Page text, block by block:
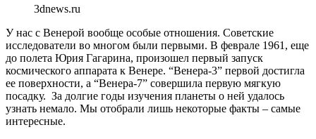
3dnews.ru
У нас с Венерой вообще особые отношения. Советские
исследователи во многом были первыми. В феврале 1961, еще
до полета Юрия Гагарина, произошел первый запуск
космического аппарата к Венере. “Венера-3” первой достигла
ее поверхности, а “Венера-7” совершила первую мягкую
посадку. За долгие годы изучения планеты о ней удалось
узнать немало. Мы отобрали лишь некоторые факты – самые
интересные.